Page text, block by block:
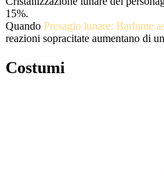
15%.
Quando Presagio lunare: Barlume
reazioni sopracitate aumentano di
Costumi